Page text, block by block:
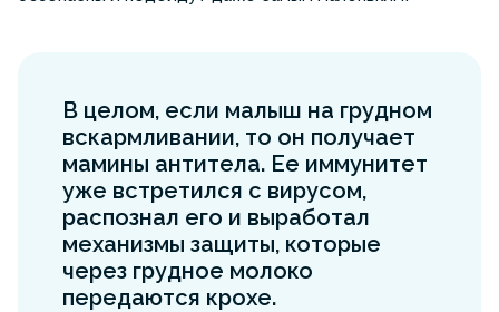
В целом, если малыш на грудном
вскармливании, то он получает
мамины антитела. Ее иммунитет
уже встретился с вирусом,
распознал его и выработал
механизмы защиты, которые
через грудное молоко
передаются крохе.